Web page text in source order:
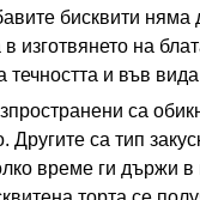
бисквити няма
изготвянето на
течността и във
са
Другите са тип
време ги държи